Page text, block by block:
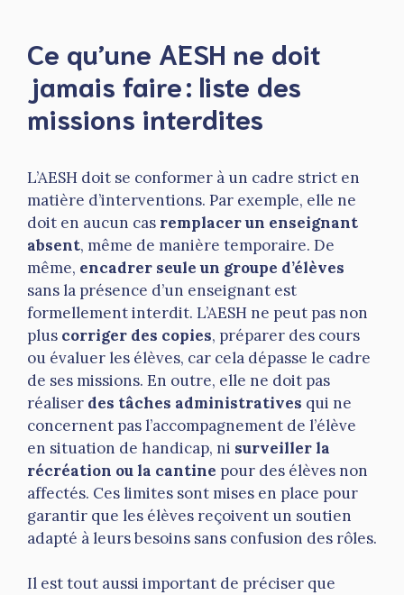
Ce qu’une AESH ne doit
jamais faire : liste des
missions interdites
L’AESH doit se conformer à un cadre strict en
matière d’interventions. Par exemple, elle ne
doit en aucun cas remplacer un enseignant
absent, même de manière temporaire. De
même, encadrer seule un groupe d’élèves
sans la présence d’un enseignant est
formellement interdit. L’AESH ne peut pas non
plus corriger des copies, préparer des cours
ou évaluer les élèves, car cela dépasse le cadre
de ses missions. En outre, elle ne doit pas
réaliser des tâches administratives qui ne
concernent pas l’accompagnement de l’élève
en situation de handicap, ni surveiller la
récréation ou la cantine pour des élèves non
affectés. Ces limites sont mises en place pour
garantir que les élèves reçoivent un soutien
adapté à leurs besoins sans confusion des rôles.
Il est tout aussi important de préciser que